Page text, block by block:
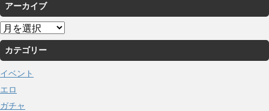
アーカイブ
ア
ー
カ
イ
ブ
カテゴリー
イベント
エロ
ガチャ